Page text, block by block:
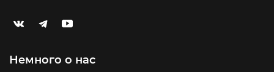
Немного о нас